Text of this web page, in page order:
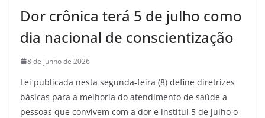
Dor crônica terá 5 de julho como
dia nacional de conscientização
8 de junho de 2026
Lei publicada nesta segunda-feira (8) define diretrizes
básicas para a melhoria do atendimento de saúde a
pessoas que convivem com a dor e institui 5 de julho o